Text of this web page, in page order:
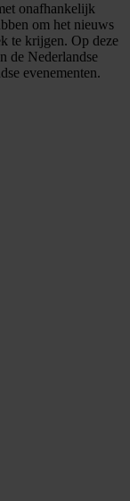
onafhankelijk
om het nieuws
te krijgen. Op deze
de Nederlandse
evenementen.